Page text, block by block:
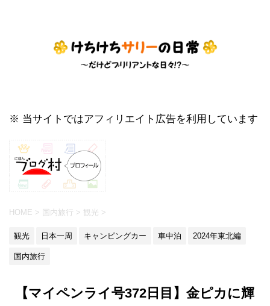
※ 当サイトではアフィリエイト広告を利用しています
HOME > 国内旅行 > 観光 >
観光 日本一周 キャンピングカー 車中泊 2024年東北編
国内旅行
【マイペンライ号372日目】金ピカに輝